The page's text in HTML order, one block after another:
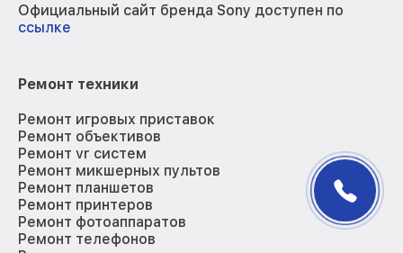
Официальный сайт бренда Sony доступен по
ссылке
Ремонт техники
Ремонт игровых приставок
Ремонт объективов
Ремонт vr систем
Ремонт микшерных пультов
Ремонт планшетов
Ремонт принтеров
Ремонт фотоаппаратов
Ремонт телефонов